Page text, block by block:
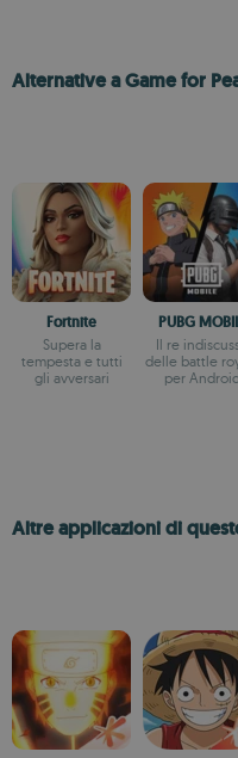
Alternative a Game for
Fortnite
Supera la
tempesta e tutti
gli avversari
PUBG
Il re
delle battle
per
Altre applicazioni di